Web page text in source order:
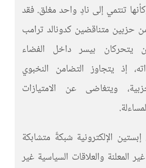
تنتمي إلى نادٍ واحد مغلق. فقد
حزبين متناقضين كدونالد ترامب
يتحركان بيسر داخل الفضاء
إذ يتجاوز التضامن النخبوي
ويتغاضى عن الامتيازات
الإلكترونية شبكةً متشابكة
المعلنة والعلاقات السياسية غير